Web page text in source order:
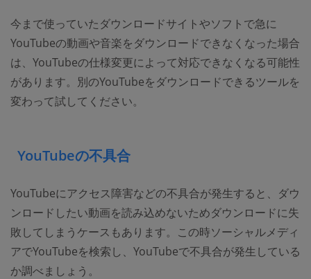
今まで使っていたダウンロードサイトやソフトで急に
YouTubeの動画や音楽をダウンロードできなくなった場合
は、YouTubeの仕様変更によって対応できなくなる可能性
があります。別のYouTubeをダウンロードできるツールを
変わって試してください。
YouTubeの不具合
YouTubeにアクセス障害などの不具合が発生すると、ダウ
ンロードしたい動画を読み込めないためダウンロードに失
敗してしまうケースもあります。この時ソーシャルメディ
アでYouTubeを検索し、YouTubeで不具合が発生している
か調べましょう。